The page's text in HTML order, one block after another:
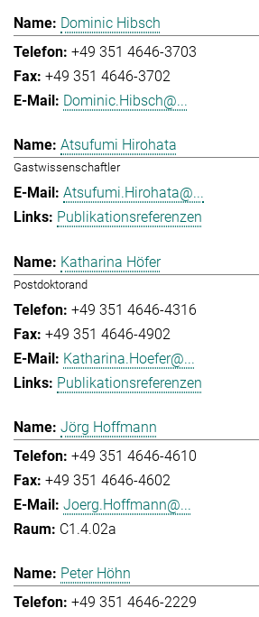
Dominic Hibsch
+49 351 4646-3703
+49 351 4646-3702
Dominic.Hibsch@...
Atsufumi Hirohata
Gastwissenschaftler
Atsufumi.Hirohata@...
Publikationsreferenzen
Katharina Höfer
Postdoktorand
+49 351 4646-4316
+49 351 4646-4902
Katharina.Hoefer@...
Publikationsreferenzen
Jörg Hoffmann
+49 351 4646-4610
+49 351 4646-4602
Joerg.Hoffmann@...
C1.4.02a
Peter Höhn
+49 351 4646-2229